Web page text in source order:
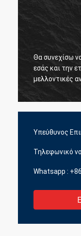
που
Υπεύθυνος
Τηλεφωνικό
Whatsapp :